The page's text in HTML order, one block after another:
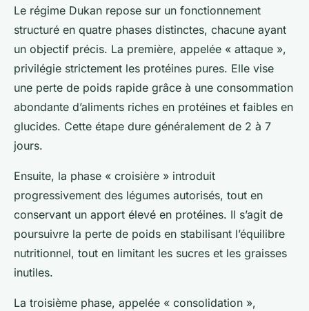
Le régime Dukan repose sur un fonctionnement
structuré en quatre phases distinctes, chacune ayant
un objectif précis. La première, appelée « attaque »,
privilégie strictement les protéines pures. Elle vise
une perte de poids rapide grâce à une consommation
abondante d’aliments riches en protéines et faibles en
glucides. Cette étape dure généralement de 2 à 7
jours.
Ensuite, la phase « croisière » introduit
progressivement des légumes autorisés, tout en
conservant un apport élevé en protéines. Il s’agit de
poursuivre la perte de poids en stabilisant l’équilibre
nutritionnel, tout en limitant les sucres et les graisses
inutiles.
La troisième phase, appelée « consolidation »,